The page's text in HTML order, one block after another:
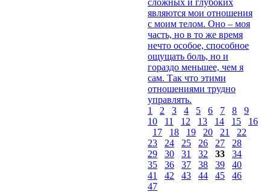
являются мои отношения
с моим телом. Оно – моя
часть, но в то же время
нечто особое, способное
ощущать боль, но и
гораздо меньшее, чем я
сам. Так что этими
отношениями трудно
управлять.
1
2 3 4 5 6 7 8
9
10
11 12 13 14 15
16
17
18 19 20 21
22
23
24 25 26 27
28
29
30 31 32 33
34
35
36 37 38 39
40
41
42 43 44 45
46
47